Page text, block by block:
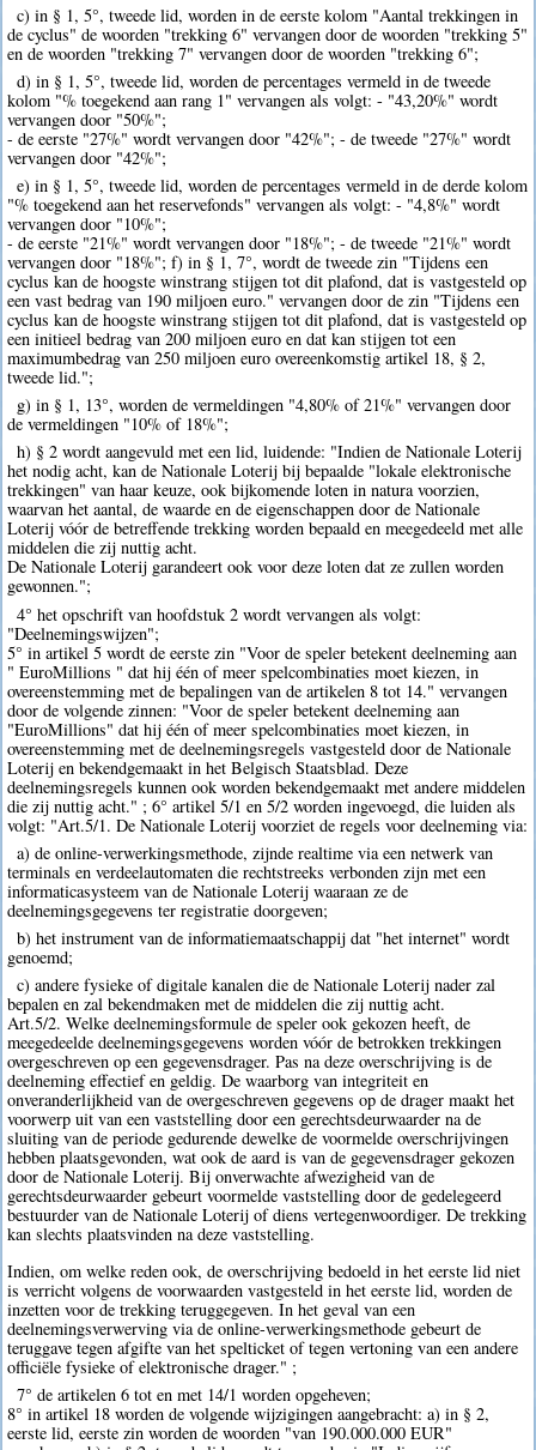
c) in § 1, 5°, tweede lid, worden in de eerste kolom "Aantal trekkingen in
de cyclus" de woorden "trekking 6" vervangen door de woorden "trekking 5"
en de woorden "trekking 7" vervangen door de woorden "trekking 6";
d) in § 1, 5°, tweede lid, worden de percentages vermeld in de tweede
kolom "% toegekend aan rang 1" vervangen als volgt: - "43,20%" wordt
vervangen door "50%";
- de eerste "27%" wordt vervangen door "42%"; - de tweede "27%" wordt
vervangen door "42%";
e) in § 1, 5°, tweede lid, worden de percentages vermeld in de derde kolom
"% toegekend aan het reservefonds" vervangen als volgt: - "4,8%" wordt
vervangen door "10%";
- de eerste "21%" wordt vervangen door "18%"; - de tweede "21%" wordt
vervangen door "18%"; f) in § 1, 7°, wordt de tweede zin "Tijdens een
cyclus kan de hoogste winstrang stijgen tot dit plafond, dat is vastgesteld op
een vast bedrag van 190 miljoen euro." vervangen door de zin "Tijdens een
cyclus kan de hoogste winstrang stijgen tot dit plafond, dat is vastgesteld op
een initieel bedrag van 200 miljoen euro en dat kan stijgen tot een
maximumbedrag van 250 miljoen euro overeenkomstig artikel 18, § 2,
tweede lid.";
g) in § 1, 13°, worden de vermeldingen "4,80% of 21%" vervangen door
de vermeldingen "10% of 18%";
h) § 2 wordt aangevuld met een lid, luidende: "Indien de Nationale Loterij
het nodig acht, kan de Nationale Loterij bij bepaalde "lokale elektronische
trekkingen" van haar keuze, ook bijkomende loten in natura voorzien,
waarvan het aantal, de waarde en de eigenschappen door de Nationale
Loterij vóór de betreffende trekking worden bepaald en meegedeeld met alle
middelen die zij nuttig acht.
De Nationale Loterij garandeert ook voor deze loten dat ze zullen worden
gewonnen.";
4° het opschrift van hoofdstuk 2 wordt vervangen als volgt:
"Deelnemingswijzen";
5° in artikel 5 wordt de eerste zin "Voor de speler betekent deelneming aan
" EuroMillions " dat hij één of meer spelcombinaties moet kiezen, in
overeenstemming met de bepalingen van de artikelen 8 tot 14." vervangen
door de volgende zinnen: "Voor de speler betekent deelneming aan
"EuroMillions" dat hij één of meer spelcombinaties moet kiezen, in
overeenstemming met de deelnemingsregels vastgesteld door de Nationale
Loterij en bekendgemaakt in het Belgisch Staatsblad. Deze
deelnemingsregels kunnen ook worden bekendgemaakt met andere middelen
die zij nuttig acht." ; 6° artikel 5/1 en 5/2 worden ingevoegd, die luiden als
volgt: "Art.5/1. De Nationale Loterij voorziet de regels voor deelneming via:
a) de online-verwerkingsmethode, zijnde realtime via een netwerk van
terminals en verdeelautomaten die rechtstreeks verbonden zijn met een
informaticasysteem van de Nationale Loterij waaraan ze de
deelnemingsgegevens ter registratie doorgeven;
b) het instrument van de informatiemaatschappij dat "het internet" wordt
genoemd;
c) andere fysieke of digitale kanalen die de Nationale Loterij nader zal
bepalen en zal bekendmaken met de middelen die zij nuttig acht.
Art.5/2. Welke deelnemingsformule de speler ook gekozen heeft, de
meegedeelde deelnemingsgegevens worden vóór de betrokken trekkingen
overgeschreven op een gegevensdrager. Pas na deze overschrijving is de
deelneming effectief en geldig. De waarborg van integriteit en
onveranderlijkheid van de overgeschreven gegevens op de drager maakt het
voorwerp uit van een vaststelling door een gerechtsdeurwaarder na de
sluiting van de periode gedurende dewelke de voormelde overschrijvingen
hebben plaatsgevonden, wat ook de aard is van de gegevensdrager gekozen
door de Nationale Loterij. Bij onverwachte afwezigheid van de
gerechtsdeurwaarder gebeurt voormelde vaststelling door de gedelegeerd
bestuurder van de Nationale Loterij of diens vertegenwoordiger. De trekking
kan slechts plaatsvinden na deze vaststelling.
Indien, om welke reden ook, de overschrijving bedoeld in het eerste lid niet
is verricht volgens de voorwaarden vastgesteld in het eerste lid, worden de
inzetten voor de trekking teruggegeven. In het geval van een
deelnemingsverwerving via de online-verwerkingsmethode gebeurt de
teruggave tegen afgifte van het spelticket of tegen vertoning van een andere
officiële fysieke of elektronische drager." ;
7° de artikelen 6 tot en met 14/1 worden opgeheven;
8° in artikel 18 worden de volgende wijzigingen aangebracht: a) in § 2,
eerste lid, eerste zin worden de woorden "van 190.000.000 EUR"